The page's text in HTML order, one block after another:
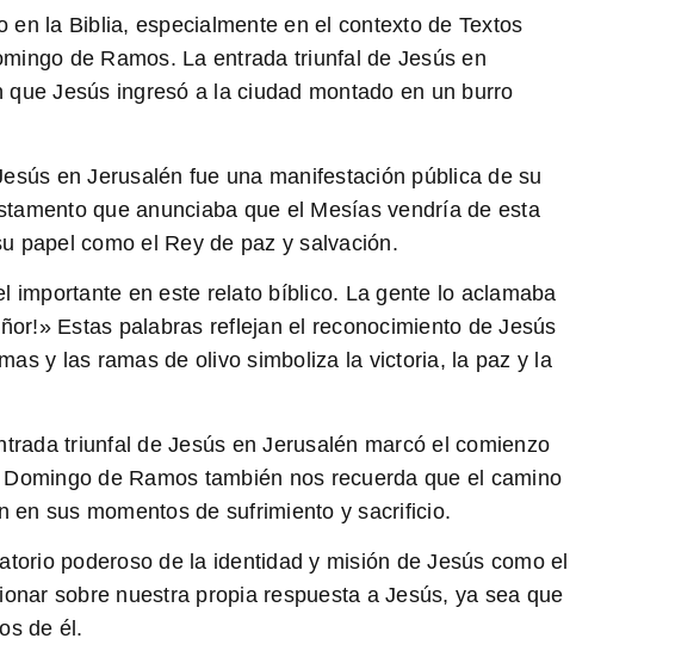
la Biblia, especialmente en el contexto de Textos
de Ramos. La entrada triunfal de Jesús en
Jesús ingresó a la ciudad montado en un burro
en Jerusalén fue una manifestación pública de su
que anunciaba que el Mesías vendría de esta
papel como el Rey de paz y salvación.
importante en este relato bíblico. La gente lo aclamaba
Estas palabras reflejan el reconocimiento de Jesús
y las ramas de olivo simboliza la victoria, la paz y la
triunfal de Jesús en Jerusalén marcó el comienzo
de Ramos también nos recuerda que el camino
en sus momentos de sufrimiento y sacrificio.
poderoso de la identidad y misión de Jesús como el
sobre nuestra propia respuesta a Jesús, ya sea que
de él.